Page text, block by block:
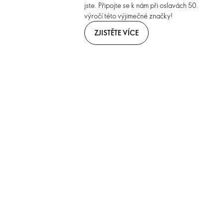
jste. Připojte se k nám při oslavách 50.
výročí této výjimečné značky!
ZJISTĚTE VÍCE